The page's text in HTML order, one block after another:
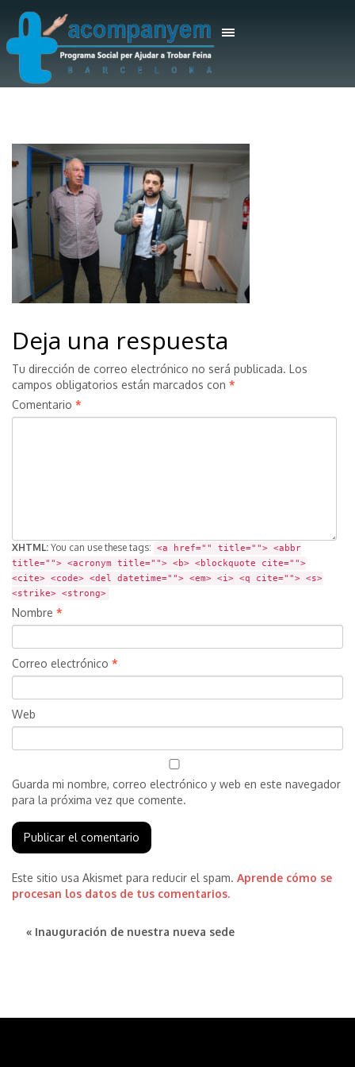
Deja una respuesta
Tu dirección de correo electrónico no será publicada. Los
campos obligatorios están marcados con *
Comentario *
XHTML: You can use these tags:
<a href="" title=""> <abbr
title=""> <acronym title=""> <b> <blockquote cite="">
<cite> <code> <del datetime=""> <em> <i> <q cite=""> <s>
<strike> <strong>
Nombre *
Correo electrónico *
Web
Guarda mi nombre, correo electrónico y web en este navegador
para la próxima vez que comente.
Este sitio usa Akismet para reducir el spam. Aprende cómo se
procesan los datos de tus comentarios.
« Inauguración de nuestra nueva sede